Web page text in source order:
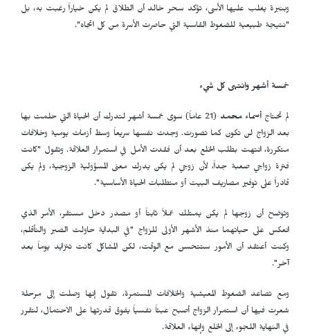
وبنبرة يغلب عليها الأسى، تؤكد سحر خالد أن الطلاق لم يكن خياراً رغبت به، بل
"نتيجة طبيعية للضغوط القاسية التي حاصرت الأسرة من كل اتجاه".
خمسة أشهر وانتهى كل شيء
لم تحتاجأسماء محمد
(21 عاماً) سوى خمسة أشهر لتدرك أن الحياة التي حلمت بها
بعد الزواج لن تكون كما تصورت. وجدت نفسها سريعاً وسط أزمات يومية وخلافات
متكررة، انتهت بطلب الخلع بعد أن فقدت الأمل في استمرار العلاقة. وتقول "كانت
فترة زواجي صعبة جداً، لأن زوجي لم يكن يدرك معنى المسؤولية الزوجية، ولم يكن
قادراً على توفير مصاريف البيت أو متطلبات الحياة الأساسية".
وتوضح أن زوجها لم يكن يمتلك عملاً ثابتاً أو مصدر دخل مستقر، الأمر الذي
انعكس على حياتهما منذ الأشهر الأولى للزواج "في البداية حاولت الصبر والتأقلم،
وكنت أعتقد أن الأمور ستتحسن مع الوقت، لكن المشاكل كانت تتزايد يوماً بعد
آخر".
ومع تصاعد الضغوط المعيشية والخلافات المستمرة، تقول إنها وصلت إلى مرحلة
شعرت فيها أن استمرار الزواج أصبح عبئاً نفسياً يفوق قدرتها على الاحتمال، لتقرر
في النهاية اللجوء إلى الخلع وإنهاء العلاقة.